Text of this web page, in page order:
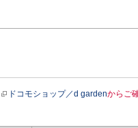
ドコモショップ／d gardenからご